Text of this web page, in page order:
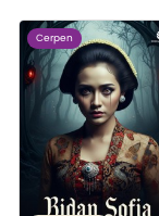
Cerpen